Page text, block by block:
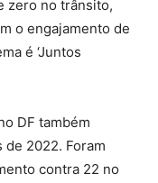
zero no trânsito,
o engajamento de
é ‘Juntos
DF também
2022. Foram
contra 22 no